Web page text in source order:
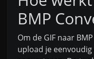
BMP
Om de GIF naar
upload je